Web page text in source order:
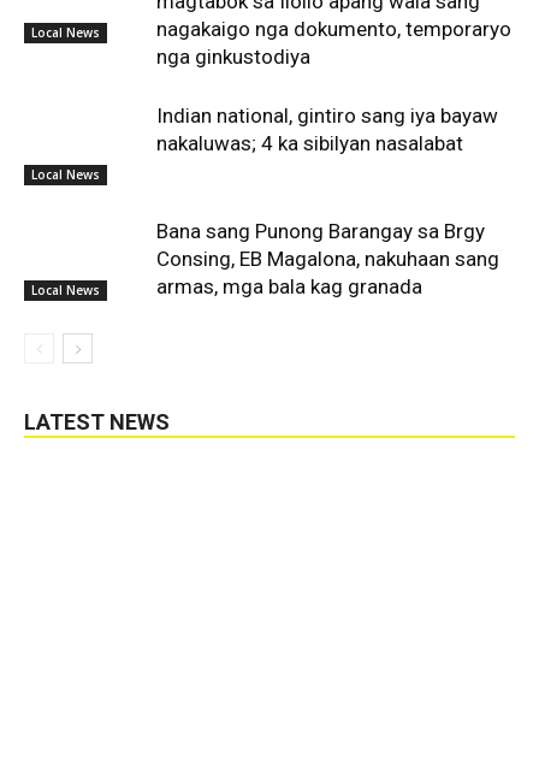
Local News
nagakaigo nga dokumento, temporaryo
nga ginkustodiya
Local News
Indian national, gintiro sang iya bayaw
nakaluwas; 4 ka sibilyan nasalabat
Local News
Bana sang Punong Barangay sa Brgy
Consing, EB Magalona, nakuhaan sang
armas, mga bala kag granada
LATEST NEWS